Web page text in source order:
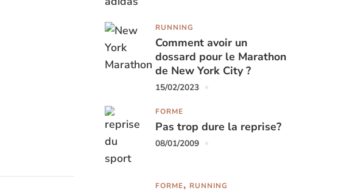
RUNNING
Comment avoir un
dossard pour le Marathon
de New York City ?
15/02/2023
FORME
Pas trop dure la reprise?
08/01/2009
FORME RUNNING